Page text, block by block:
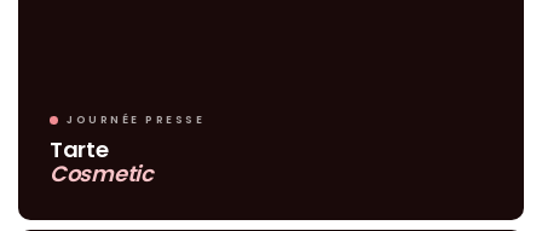
JOURNÉE PRESSE
Tarte
Cosmetic